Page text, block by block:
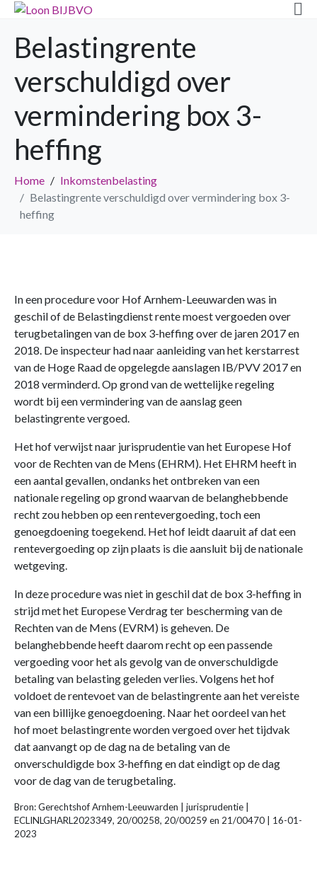
Belastingrente
verschuldigd over
vermindering box 3-
heffing
Home
Inkomstenbelasting
Belastingrente verschuldigd over vermindering box 3-
heffing
In een procedure voor Hof Arnhem-Leeuwarden was in
geschil of de Belastingdienst rente moest vergoeden over
terugbetalingen van de box 3-heffing over de jaren 2017 en
2018. De inspecteur had naar aanleiding van het kerstarrest
van de Hoge Raad de opgelegde aanslagen IB/PVV 2017 en
2018 verminderd. Op grond van de wettelijke regeling
wordt bij een vermindering van de aanslag geen
belastingrente vergoed.
Het hof verwijst naar jurisprudentie van het Europese Hof
voor de Rechten van de Mens (EHRM). Het EHRM heeft in
een aantal gevallen, ondanks het ontbreken van een
nationale regeling op grond waarvan de belanghebbende
recht zou hebben op een rentevergoeding, toch een
genoegdoening toegekend. Het hof leidt daaruit af dat een
rentevergoeding op zijn plaats is die aansluit bij de nationale
wetgeving.
In deze procedure was niet in geschil dat de box 3-heffing in
strijd met het Europese Verdrag ter bescherming van de
Rechten van de Mens (EVRM) is geheven. De
belanghebbende heeft daarom recht op een passende
vergoeding voor het als gevolg van de onverschuldigde
betaling van belasting geleden verlies. Volgens het hof
voldoet de rentevoet van de belastingrente aan het vereiste
van een billijke genoegdoening. Naar het oordeel van het
hof moet belastingrente worden vergoed over het tijdvak
dat aanvangt op de dag na de betaling van de
onverschuldigde box 3-heffing en dat eindigt op de dag
voor de dag van de terugbetaling.
Bron: Gerechtshof Arnhem-Leeuwarden | jurisprudentie |
ECLINLGHARL2023349, 20/00258, 20/00259 en 21/00470 | 16-01-
2023